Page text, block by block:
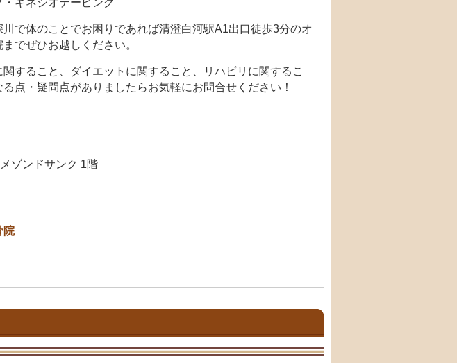
・キネシオテーピング
で体のことでお困りであれば清澄白河駅A1出口徒歩3分のオ
でぜひお越しください。
関すること、ダイエットに関すること、リハビリに関するこ
点・疑問点がありましたらお気軽にお問合せください！
ゾンドサンク 1階
院